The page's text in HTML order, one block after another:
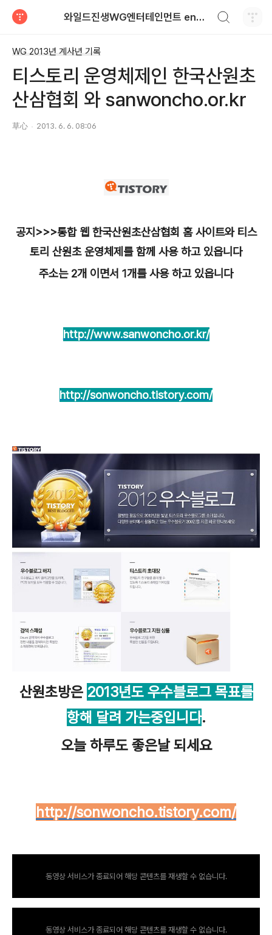
와일드진생WG엔터테인먼트 entertainment
WG 2013년 계사년 기록
티스토리 운영체제인 한국산원초
산삼협회 와 sanwoncho.or.kr
草心 2013. 6. 6. 08:06
공지>>>통합 웹 한국산원초산삼협회 홈 사이트와 티스
토리 산원초 운영체제를 함께 사용 하고 있읍니다
주소는 2개 이면서 1개를 사용 하고 있읍니다
http://www.sanwoncho.or.kr/
http://sonwoncho.tistory.com/
산원초방은 2013년도 우수블로그 목표를
항해 달려 가는중입니다.
오늘 하루도 좋은날 되세요
http://sonwoncho.tistory.com/
동영상 서비스가 종료되어 해당 콘텐츠를 재생할 수 없습니다.
동영상 서비스가 종료되어 해당 콘텐츠를 재생할 수 없습니다.